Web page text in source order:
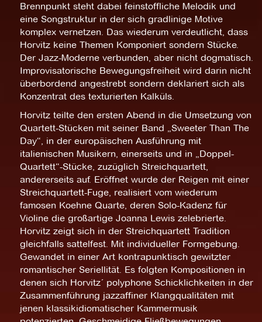
Brennpunkt steht dabei feinstoffliche Melodik und
eine Songstruktur in der sich gradlinige Motive
komplex vernetzen. Das wiederum verdeutlicht, dass
Horvitz keine Themen Komponiert sondern Stücke.
Der Jazz-Moderne verbunden, aber nicht dogmatisch.
Improvisatorische Bewegungsfreiheit wird darin nicht
überbordend angestrebt sondern deklariert sich als
Konzentrat des texturierten Kalküls.
Horvitz teilte den ersten Abend in die Umsetzung von
Quartett-Stücken mit seiner Band „Sweeter Than The
Day“, in der europäischen Ausführung mit
italienischen Musikern, einerseits und in „Doppel-
Quartett“-Stücke, zuzüglich Streichquartett,
andererseits auf. Eröffnet wurde der Reigen mit einer
Streichquartett-Fuge, realisiert vom wiederum
famosen Koehne Quarte, deren Solo-Kadenz für
Violine die großartige Joanna Lewis zelebrierte.
Horvitz zeigt sich in der Streichquartett Tradition
gleichfalls sattelfest. Mit individueller Formgebung.
Gewandet in einer Art kontrapunktisch gewitzter
romantischer Seriellität. Es folgten Kompositionen in
denen sich Horvitz´ polyphone Schicklichkeiten in der
Zusammenführung jazzaffiner Klangqualitäten mit
jenen klassikidiomatischer Kammermusik